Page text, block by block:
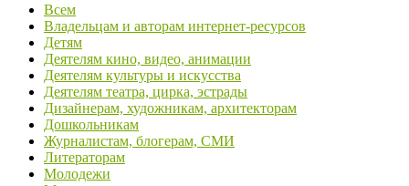
Всем
Владельцам и авторам интернет-ресурсов
Детям
Деятелям кино, видео, анимации
Деятелям культуры и искусства
Деятелям театра, цирка, эстрады
Дизайнерам, художникам, архитекторам
Дошкольникам
Журналистам, блогерам, СМИ
Литераторам
Молодежи